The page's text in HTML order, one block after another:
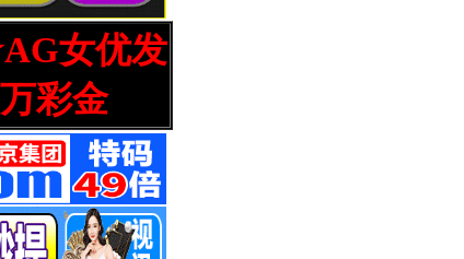
女优发
彩金